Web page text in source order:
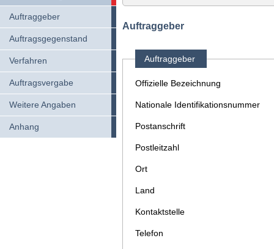
Auftraggeber
Auftragsgegenstand
Verfahren
Auftragsvergabe
Weitere Angaben
Anhang
Auftraggeber
Auftraggeber
Offizielle Bezeichnung
Nationale Identifikationsnummer
Postanschrift
Postleitzahl
Ort
Land
Kontaktstelle
Telefon